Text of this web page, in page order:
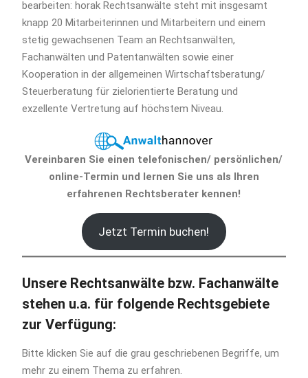
bearbeiten: horak Rechtsanwälte steht mit insgesamt
knapp 20 Mitarbeiterinnen und Mitarbeitern und einem
stetig gewachsenen Team an Rechtsanwälten,
Fachanwälten und Patentanwälten sowie einer
Kooperation in der allgemeinen Wirtschaftsberatung/
Steuerberatung für zielorientierte Beratung und
exzellente Vertretung auf höchstem Niveau.
Vereinbaren Sie einen telefonischen/ persönlichen/
online-Termin und lernen Sie uns als Ihren
erfahrenen Rechtsberater kennen!
Jetzt Termin buchen!
Unsere Rechtsanwälte bzw. Fachanwälte
stehen u.a. für folgende Rechtsgebiete
zur Verfügung:
Bitte klicken Sie auf die grau geschriebenen Begriffe, um
mehr zu einem Thema zu erfahren.